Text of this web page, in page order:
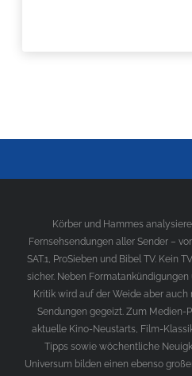
Körber und Hammes
Fernsehsendungen aller Sender –
SAT.1, ProSieben und Bibel TV. Kein
sicher. Neben
Kritik wird auf der Weide aber
Sendungen gegeizt. Zum Medien-
aktuelle Kino-Neustarts, Film-
Tipps sowie wöchentliche
Universum bilden einen ebenso